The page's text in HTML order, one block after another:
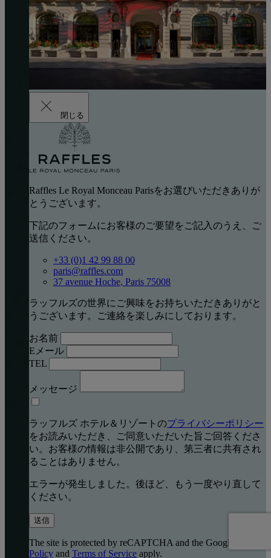
閉じる
Raffles Le Royal Monceau Parisをお選びいただきありが
とうございます。
下記のフォームにお客様のご要望をご記入のうえ、ご
送信ください。
+33 (0)1 42 99 88 00
paris@raffles.com
37 avenue Hoche, Paris 75008
ラッフルズの世界にご興味をお持ちいただきありがと
うございます。ご連絡を楽しみにしております。
お名前
Eメール
TEL
メッセージ
ラッフルズ ホテル＆リゾートのプライバシーポリシー
をお読みいただき、ご同意いただいた旨ご回答くださ
い。お客様の情報は非公開であり、第三者に共有され
ることはありません。
エラーが発生しました。後ほど、もう一度やり直して
ください。
送信
The site is protected by reCAPTCHA and the Google
Policy and Terms of Service apply.